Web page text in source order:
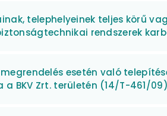
telephelyeinek teljes körű
rendszerek
esetén való
BKV Zrt. területén (14/T-461/09)